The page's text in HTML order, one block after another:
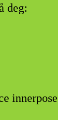
deg: